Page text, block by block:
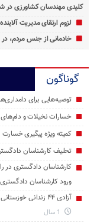
کلیدی مهندسان کشاورزی در
لزوم ارتقای مدیریت
خادمانی از جنس مردم،
گوناگون
توصیه‌هایی برای
خسارات نخیلات و
کمیته ویژه پیگیری
تحلیف کارشناسان
کارشناسان دادگستری
ورود کارشناسان
آزادی ۴۴ زندانی خوزستانی در قالب پویش به عشق امام حسین (ع) می‌بخشم